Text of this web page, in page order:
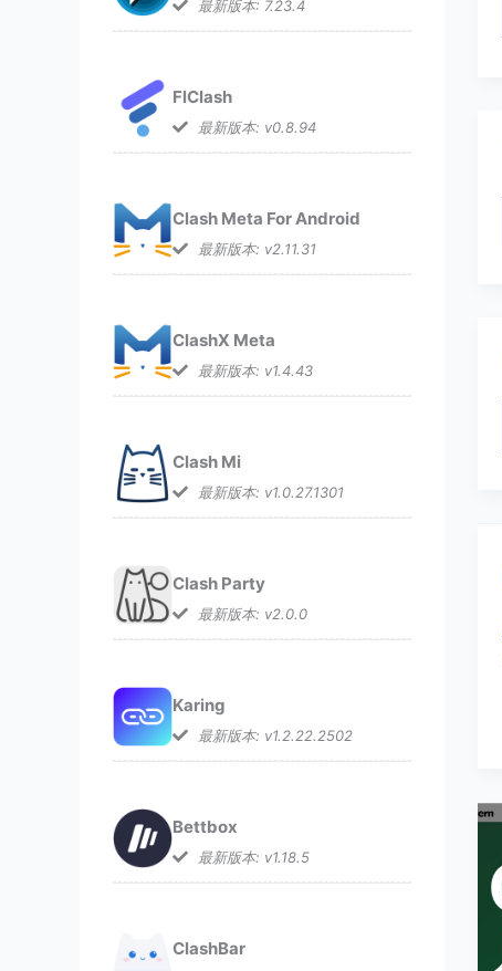
最新版本: 7.23.4
FlClash
最新版本: v0.8.94
Clash Meta For Android
最新版本: v2.11.31
ClashX Meta
最新版本: v1.4.43
Clash Mi
最新版本: v1.0.27.1301
Clash Party
最新版本: v2.0.0
Karing
最新版本: v1.2.22.2502
Bettbox
最新版本: v1.18.5
ClashBar